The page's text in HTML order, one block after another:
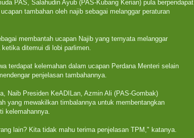
PAS, Salahudin Ayub (PAS-Kubang Kerian) pula berpendapat
tambahan oleh najib sebagai melanggar peraturan
membantah ucapan Najib yang ternyata melanggar
ditemui di lobi parlimen.
terdapat kelemahan dalam ucapan Perdana Menteri selain
penjelasan tambahannya.
Naib Presiden KeADILan, Azmin Ali (PAS-Gombak)
yang mewakilkan timbalannya untuk membentangkan
kelemahannya.
lain? Kita tidak mahu terima penjelasan TPM," katanya.